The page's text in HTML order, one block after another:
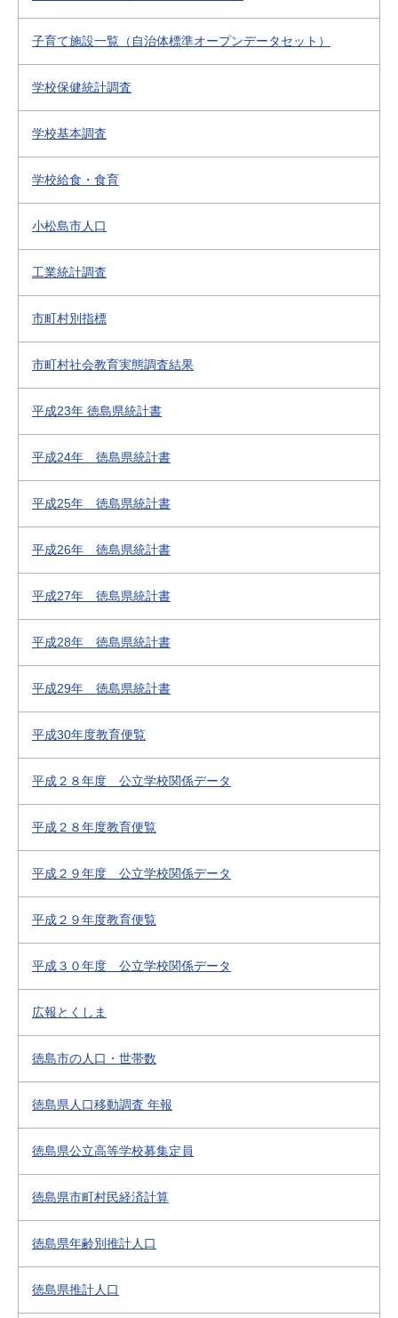
子育て施設一覧（自治体標準オープンデータセット）
学校保健統計調査
学校基本調査
学校給食・食育
小松島市人口
工業統計調査
市町村別指標
市町村社会教育実態調査結果
平成23年 徳島県統計書
平成24年 徳島県統計書
平成25年 徳島県統計書
平成26年 徳島県統計書
平成27年 徳島県統計書
平成28年 徳島県統計書
平成29年 徳島県統計書
平成30年度教育便覧
平成２８年度 公立学校関係データ
平成２８年度教育便覧
平成２９年度 公立学校関係データ
平成２９年度教育便覧
平成３０年度 公立学校関係データ
広報とくしま
徳島市の人口・世帯数
徳島県人口移動調査 年報
徳島県公立高等学校募集定員
徳島県市町村民経済計算
徳島県年齢別推計人口
徳島県推計人口